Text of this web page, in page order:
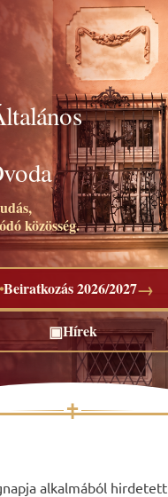
közösség.
Beiratkozás 2026/2027→
▣Hírek
✝
alkalmából hirdetett